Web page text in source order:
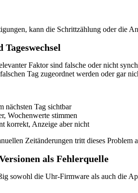
kann die Schrittzählung oder die
Faktor sind falsche oder nicht
Tag zugeordnet werden oder gar
nächsten Tag sichtbar
Wochenwerte stimmen
korrekt, Anzeige aber nicht
Zeitänderungen tritt dieses Problem
als Fehlerquelle
sowohl die Uhr-Firmware als auch die